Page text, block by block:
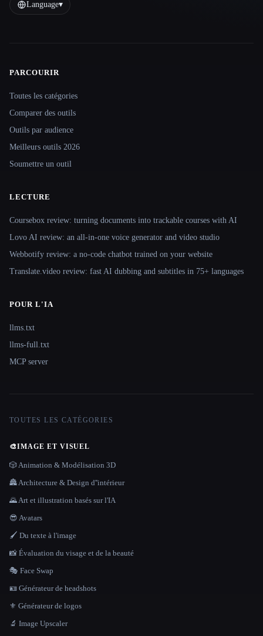
Language▾
Site navigation
PARCOURIR
Toutes les catégories
Comparer des outils
Outils par audience
Meilleurs outils 2026
Soumettre un outil
LECTURE
Coursebox review: turning documents into trackable courses with AI
Lovo AI review: an all-in-one voice generator and video studio
Webbotify review: a no-code chatbot trained on your website
Translate.video review: fast AI dubbing and subtitles in 75+ languages
POUR L'IA
llms.txt
llms-full.txt
MCP server
TOUTES LES CATÉGORIES
🎨IMAGE ET VISUEL
🎲 Animation & Modélisation 3D
🏯 Architecture & Design d''intérieur
🌄 Art et illustration basés sur l'IA
😎 Avatars
🖌️ Du texte à l'image
📸 Évaluation du visage et de la beauté
🎭 Face Swap
🪪 Générateur de headshots
⚜️ Générateur de logos
🔬 Image Upscaler